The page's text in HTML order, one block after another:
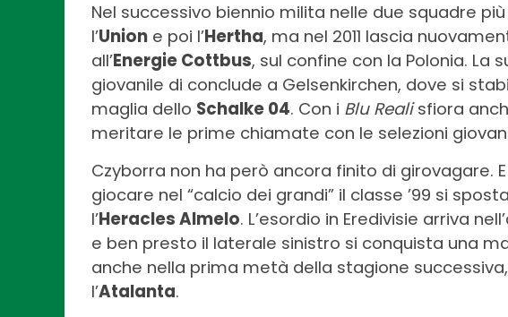
Nel successivo biennio milita nelle due squadre
l’Union e poi l’Hertha, ma nel 2011 lascia
all’Energie Cottbus, sul confine con la Polonia. La
giovanile di conclude a Gelsenkirchen, dove si
maglia dello Schalke 04. Con i Blu Realisfiora
meritare le prime chiamate con le selezioni
Czyborra non ha però ancora finito di girovagare.
giocare nel “calcio dei grandi” il classe ’99 si
l’Heracles Almelo. L’esordio in Eredivisie arriva
e ben presto il laterale sinistro si conquista una
anche nella prima metà della stagione
l’Atalanta.